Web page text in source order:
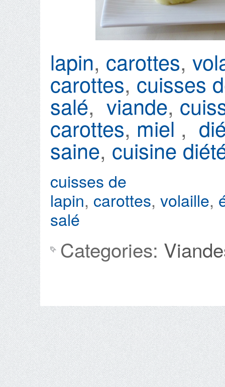
lapin, carottes,
carottes, cuisses
salé, viande,
carottes, miel ,
saine, cuisine
cuisses de
lapin, carottes, volaille,
salé
Categories: